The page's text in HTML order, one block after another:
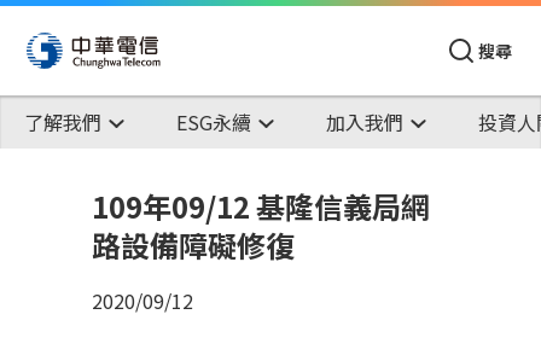
搜尋
了解我們 ESG永續 加入我們 投資
109年09/12 基隆信義局網
路設備障礙修復
2020/09/12